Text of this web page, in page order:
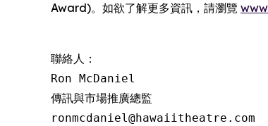
Award)。如欲了解更多資訊，請瀏覽
聯絡人：
Ron McDaniel
傳訊與市場推廣總監
ronmcdaniel@hawaiitheatre.com